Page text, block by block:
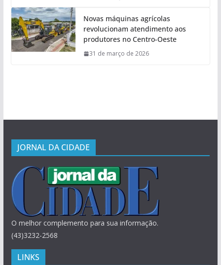
Novas máquinas agrícolas
revolucionam atendimento aos
produtores no Centro-Oeste
31 de março de 2026
JORNAL DA CIDADE
O melhor complemento para sua informação.
(43)3232-2568
LINKS